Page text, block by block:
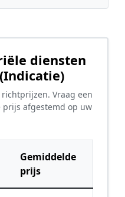
diensten
Vraag een
prijs afgestemd op uw
Gemiddelde
prijs